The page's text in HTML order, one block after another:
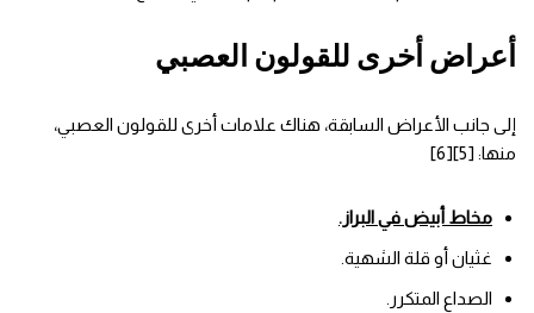
أعراض أخرى للقولون العصبي
إلى جانب الأعراض السابقة، هناك علامات أخرى للقولون العصبي،
منها: [5][6]
مخاط أبيض في البراز.
غثيان أو قلة الشهية.
الصداع المتكرر.